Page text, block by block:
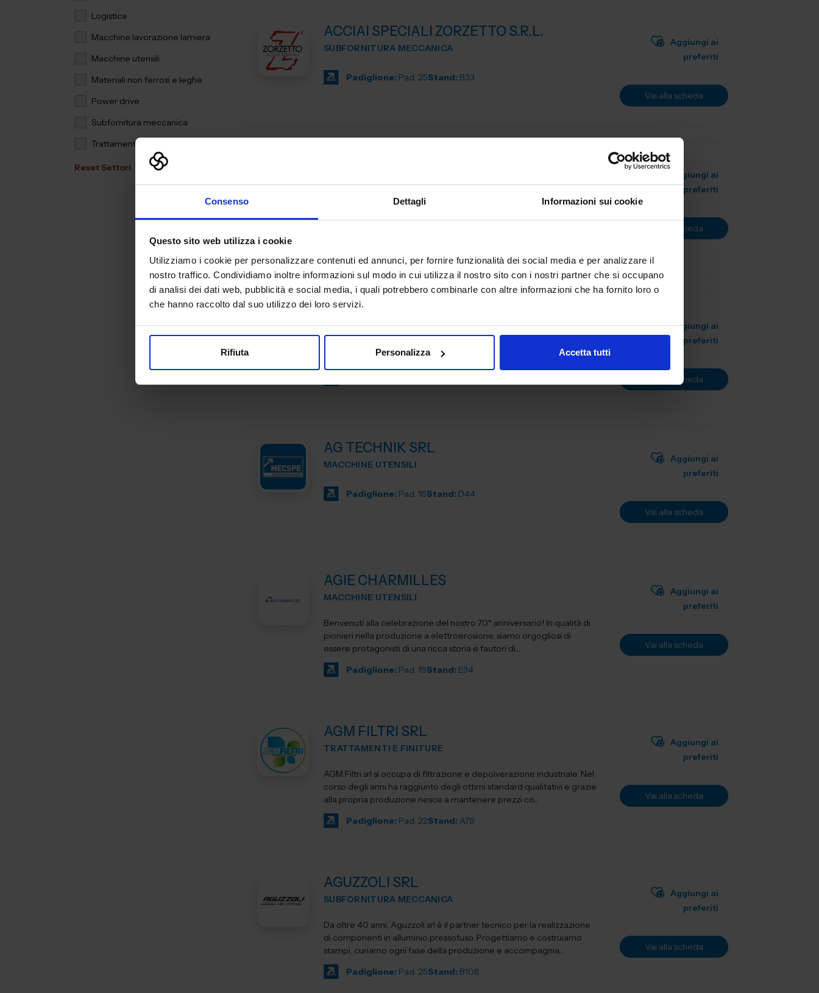
Consenso Dettagli Informazioni sui cookie
Questo sito web utilizza i cookie
Utilizziamo i cookie per personalizzare contenuti ed annunci, per fornire funzionalità dei social media e per analizzare il
nostro traffico. Condividiamo inoltre informazioni sul modo in cui utilizza il nostro sito con i nostri partner che si occupano
di analisi dei dati web, pubblicità e social media, i quali potrebbero combinarle con altre informazioni che ha fornito loro o
che hanno raccolto dal suo utilizzo dei loro servizi.
Rifiuta Personalizza Accetta tutti
Logistica
Macchine lavorazione lamiera
Macchine utensili
Materiali non ferrosi e leghe
Power drive
Subfornitura meccanica
Trattamenti e finiture
Reset Settori
ACCIAI SPECIALI ZORZETTO S.R.L.
SUBFORNITURA MECCANICA
Padiglione: Pad. 25Stand: B33
Aggiungi ai
preferiti
Vai alla scheda
Aerre Lab è un’azienda di alto artigianato tecnologico partner
qualificato per realtà dei settori moda, design, automotive,
Aggiungi ai
preferiti
Vai alla scheda
COMPETENZA E PROFESSIONALITA’ NELLA TORNERIA DI QUALITA’
Aggiungi ai
preferiti
Vai alla scheda
AG TECHNIK SRL
MACCHINE UTENSILI
Padiglione: Pad. 16Stand: D44
Aggiungi ai
preferiti
Vai alla scheda
AGIE CHARMILLES
MACCHINE UTENSILI
Benvenuti alla celebrazione del nostro 70° anniversario! In qualità di
pionieri nella produzione a elettroerosione, siamo orgogliosi di
essere protagonisti di una ricca storia e fautori di...
Padiglione: Pad. 19Stand: E34
Aggiungi ai
preferiti
Vai alla scheda
AGM FILTRI SRL
TRATTAMENTI E FINITURE
AGM Filtri srl si occupa di filtrazione e depolverazione industriale. Nel
corso degli anni ha raggiunto degli ottimi standard qualitativi e grazie
alla propria produzione riesce a mantenere prezzi co...
Padiglione: Pad. 22Stand: A79
Aggiungi ai
preferiti
Vai alla scheda
AGUZZOLI SRL
SUBFORNITURA MECCANICA
Da oltre 40 anni, Aguzzoli srl è il partner tecnico per la realizzazione
di componenti in alluminio pressofuso. Progettiamo e costruiamo
stampi, curiamo ogni fase della produzione e accompagnia...
Padiglione: Pad. 25Stand: B108
Aggiungi ai
preferiti
Vai alla scheda